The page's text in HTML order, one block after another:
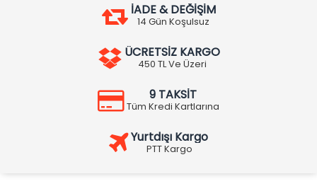
İADE & DEĞİŞİM
14 Gün Koşulsuz
ÜCRETSİZ KARGO
450 TL Ve Üzeri
9 TAKSİT
Tüm Kredi Kartlarına
Yurtdışı Kargo
PTT Kargo